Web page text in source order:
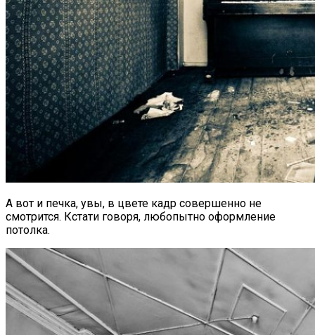
А вот и печка, увы, в цвете кадр совершенно не
смотрится. Кстати говоря, любопытно оформление
потолка.